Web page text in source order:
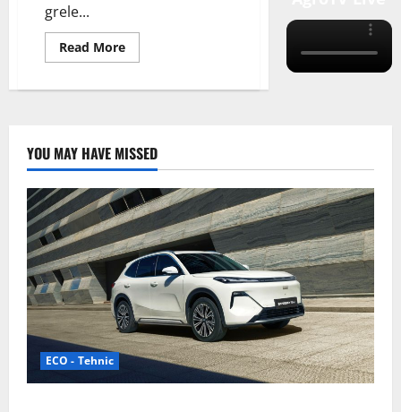
grele...
Read MoreRead
more
DHL
zile
al
camionului
EREV
a
redus
emisiile
de
CO2
cu
90%
YOU MAY HAVE MISSED
ECO - Tehnic